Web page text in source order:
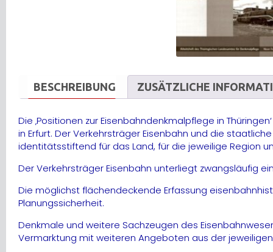
BESCHREIBUNG ZUSÄTZLICHE
Die ‚Positionen zur Eisenbahndenkmalpflege in
in Erfurt. Der Verkehrsträger Eisenbahn und die
identitätsstiftend für das Land, für die jeweilige Region
Der Verkehrsträger Eisenbahn unterliegt zwangsläufig
Die möglichst flächendeckende Erfassung
Planungssicherheit.
Denkmale und weitere Sachzeugen des
Vermarktung mit weiteren Angeboten aus der